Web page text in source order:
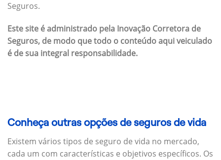
Seguros.
Este site é administrado pela Inovação Corretora de
Seguros, de modo que todo o conteúdo aqui veiculado
é de sua integral responsabilidade.
Conheça outras opções de seguros de vida
Existem vários tipos de seguro de vida no mercado,
cada um com características e objetivos específicos. Os